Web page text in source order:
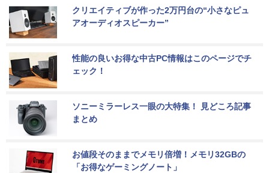
クリエイティブが作った2万円台の“小さなピュ
アオーディオスピーカー”
性能の良いお得な中古PC情報はこのページでチ
ェック！
ソニーミラーレス一眼の大特集！ 見どころ記事
まとめ
お値段そのままでメモリ倍増！メモリ32GBの
「お得なゲーミングノート」